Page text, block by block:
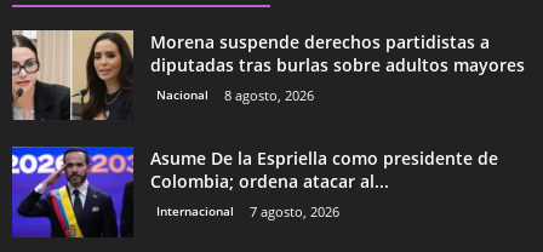
Morena suspende derechos partidistas a
diputadas tras burlas sobre adultos mayores
Nacional 8 agosto, 2026
Asume De la Espriella como presidente de
Colombia; ordena atacar al...
Internacional 7 agosto, 2026